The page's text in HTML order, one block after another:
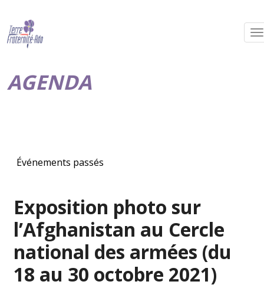
AGENDA
Événements passés
Exposition photo sur
l’Afghanistan au Cercle
national des armées (du
18 au 30 octobre 2021)